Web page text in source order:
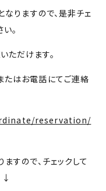
りますので、是非チェ
。
ただけます。
はお電話にてご連絡
reservation/
すので、チェックして